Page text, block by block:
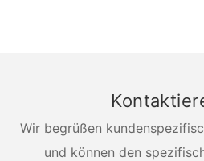
Wir begrüßen
und können den